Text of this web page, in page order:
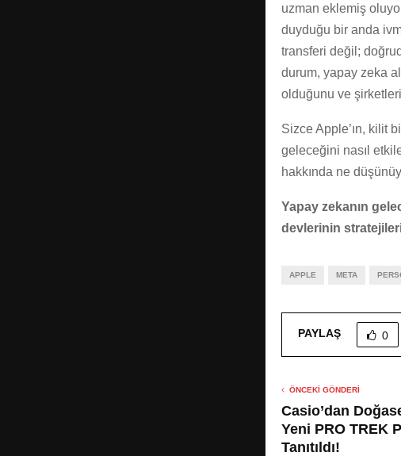
uzman eklemiş
duyduğu bir anda
transferi değil;
durum, yapay zeka
olduğunu ve
Sizce Apple’ın, kilit
geleceğini nasıl
hakkında ne
Yapay zekanın
devlerinin
APPLE META
PAYLAŞ 0
ÖNCEKI GÖNDERI
Casio’dan
Yeni PRO TREK
Tanıtıldı!